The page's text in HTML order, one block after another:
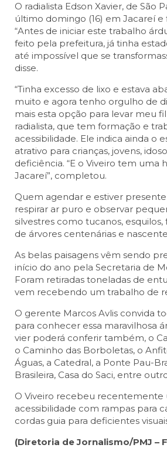
O radialista Edson Xavier, de São
último domingo (16) em Jacareí e
“Antes de iniciar este trabalho
feito pela prefeitura, já tinha
até impossível que se
disse.
“Tinha excesso de lixo e estava
muito e agora tenho orgulho de
mais esta opção para levar meu
radialista, que tem formação e
acessibilidade. Ele indica ainda o
atrativo para crianças, jovens,
deficiência. “E o Viveiro tem uma
Jacareí”, completou.
Quem agendar e estiver
respirar ar puro e observar
silvestres como tucanos,
de árvores centenárias e
As belas paisagens vêm sendo
início do ano pela Secretaria de
Foram retiradas toneladas de
vem recebendo um trabalho de
O gerente Marcos Avlis convida
para conhecer essa maravilhosa
vier poderá conferir também, o
o Caminho das Borboletas, o
Águas, a Catedral, a Ponte Pau-
Brasileira, Casa do Saci, entre
O Viveiro recebeu recentemente
acessibilidade com rampas para
cordas guia para deficientes
(Diretoria de Jornalismo/PMJ –